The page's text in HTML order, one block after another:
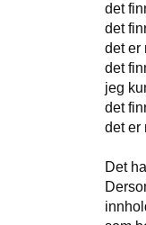
det
det
det er
det
jeg
det
det er
Det